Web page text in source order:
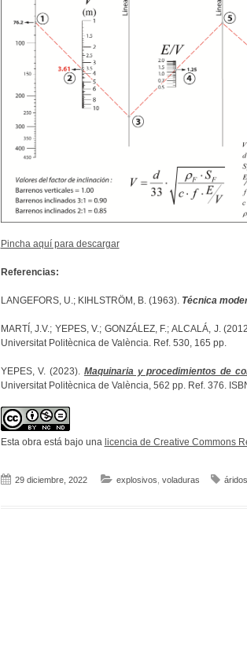
Pincha aquí para descargar
Referencias:
LANGEFORS, U.; KIHLSTRÖM, B. (1963). Técnica
MARTÍ, J.V.; YEPES, V.; GONZÁLEZ, F.; ALCALÁ, J.
Universitat Politècnica de València. Ref. 530, 165 pp.
YEPES, V. (2023). Maquinaria y procedimientos de
Universitat Politècnica de València, 562 pp. Ref. 376.
Esta obra está bajo una licencia de Creative Commons
29 diciembre, 2022 explosivos voladuras áridos